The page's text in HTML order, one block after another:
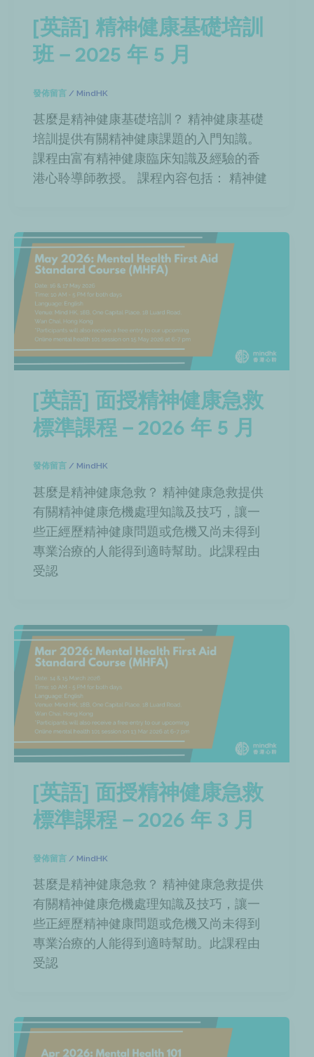
[英語] 精神健康基礎培訓
班－2025 年 5 月
發佈留言 / MindHK
甚麼是精神健康基礎培訓？ 精神健康基礎
培訓提供有關精神健康課題的入門知識。
課程由富有精神健康臨床知識及經驗的香
港心聆導師教授。 課程內容包括： 精神健
[英語] 面授精神健康急救
標準課程－2026 年 5 月
發佈留言 / MindHK
甚麼是精神健康急救？ 精神健康急救提供
有關精神健康危機處理知識及技巧，讓一
些正經歷精神健康問題或危機又尚未得到
專業治療的人能得到適時幫助。此課程由
受認
[英語] 面授精神健康急救
標準課程－2026 年 3 月
發佈留言 / MindHK
甚麼是精神健康急救？ 精神健康急救提供
有關精神健康危機處理知識及技巧，讓一
些正經歷精神健康問題或危機又尚未得到
專業治療的人能得到適時幫助。此課程由
受認